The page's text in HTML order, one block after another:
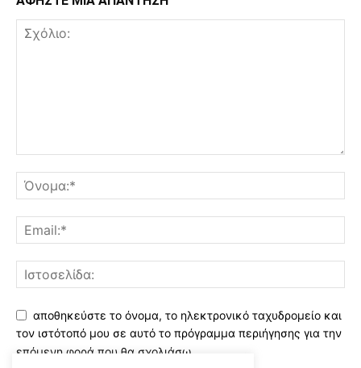
αποθηκεύστε το όνομα, το ηλεκτρονικό ταχυδρομείο και
τον ιστότοπό μου σε αυτό το πρόγραμμα περιήγησης για την
επόμενη φορά που θα σχολιάσω.